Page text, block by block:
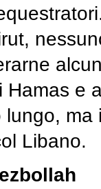
Hamas e
Libano.